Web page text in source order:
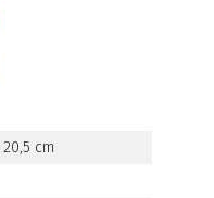
20,5 cm